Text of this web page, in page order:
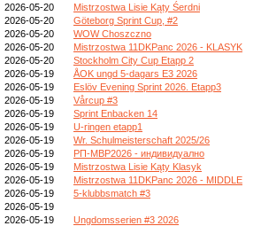
2026-05-20
Mistrzostwa Lisie Kąty Śerdni
2026-05-20
Göteborg Sprint Cup, #2
2026-05-20
WOW Choszczno
2026-05-20
Mistrzostwa 11DKPanc 2026 - KLASYK
2026-05-20
Stockholm City Cup Etapp 2
2026-05-19
ÅOK ungd 5-dagars E3 2026
2026-05-19
Eslöv Evening Sprint 2026. Etapp3
2026-05-19
Vårcup #3
2026-05-19
Sprint Enbacken 14
2026-05-19
U-ringen etapp1
2026-05-19
Wr. Schulmeisterschaft 2025/26
2026-05-19
РП-МВР2026 - индивидуално
2026-05-19
Mistrzostwa Lisie Kąty Klasyk
2026-05-19
Mistrzostwa 11DKPanc 2026 - MIDDLE
2026-05-19
5-klubbsmatch #3
2026-05-19
2026-05-19
Ungdomsserien #3 2026